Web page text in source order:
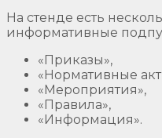
На стенде есть
информативные
«Приказы»,
«Нормативные
«Мероприятия»,
«Правила»,
«Информация».